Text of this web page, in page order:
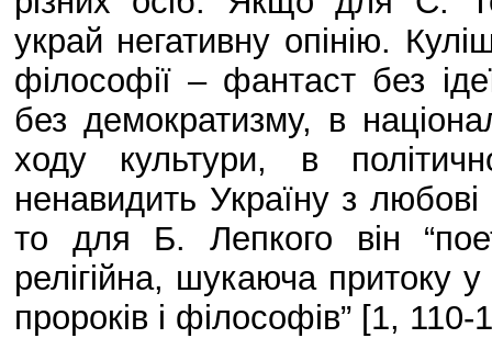
украй негативну опінію.
філософії – фантаст без
без демократизму, в
ходу культури, в
ненавидить Україну з
то для Б. Лепкого він
релігійна, шукаюча притоку
пророків і філософів” [1, 110-